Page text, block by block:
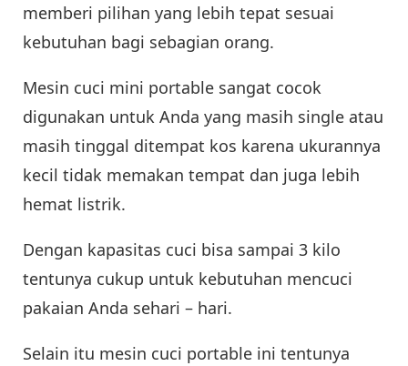
memberi pilihan yang lebih tepat sesuai
kebutuhan bagi sebagian orang.
Mesin cuci mini portable sangat cocok
digunakan untuk Anda yang masih single atau
masih tinggal ditempat kos karena ukurannya
kecil tidak memakan tempat dan juga lebih
hemat listrik.
Dengan kapasitas cuci bisa sampai 3 kilo
tentunya cukup untuk kebutuhan mencuci
pakaian Anda sehari – hari.
Selain itu mesin cuci portable ini tentunya